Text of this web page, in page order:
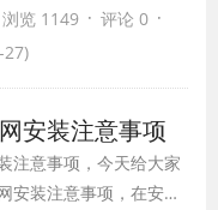
护栏网立柱有0.5,-1.5、长
、双边护栏网工艺简
浏览 1149 · 评论 0 ·
27)
安装注意事项
注意事项，今天给大家
安装注意事项，在安装